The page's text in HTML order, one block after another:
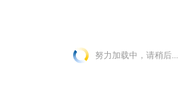
努力加载中，请稍后...